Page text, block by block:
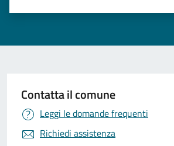
Contatta il comune
Leggi le domande frequenti
Richiedi assistenza